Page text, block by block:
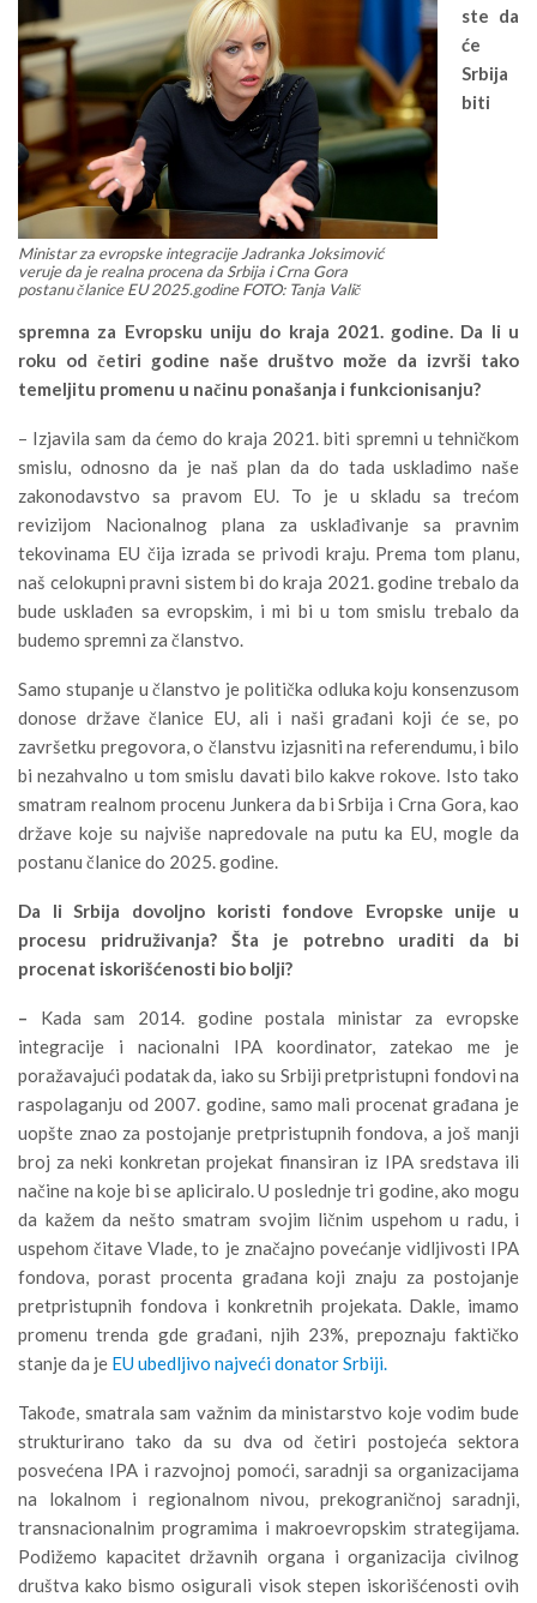
Ministar za evropske integracije Jadranka Joksimović
veruje da je realna procena da Srbija i Crna Gora
postanu članice EU 2025.godine FOTO: Tanja Valič
ste da
će
Srbija
biti
spremna za Evropsku uniju do kraja 2021. godine. Da li u
roku od četiri godine naše društvo može da izvrši tako
temeljitu promenu u načinu ponašanja i funkcionisanju?
– Izjavila sam da ćemo do kraja 2021. biti spremni u tehničkom
smislu, odnosno da je naš plan da do tada uskladimo naše
zakonodavstvo sa pravom EU. To je u skladu sa trećom
revizijom Nacionalnog plana za usklađivanje sa pravnim
tekovinama EU čija izrada se privodi kraju. Prema tom planu,
naš celokupni pravni sistem bi do kraja 2021. godine trebalo da
bude usklađen sa evropskim, i mi bi u tom smislu trebalo da
budemo spremni za članstvo.
Samo stupanje u članstvo je politička odluka koju konsenzusom
donose države članice EU, ali i naši građani koji će se, po
završetku pregovora, o članstvu izjasniti na referendumu, i bilo
bi nezahvalno u tom smislu davati bilo kakve rokove. Isto tako
smatram realnom procenu Junkera da bi Srbija i Crna Gora, kao
države koje su najviše napredovale na putu ka EU, mogle da
postanu članice do 2025. godine.
Da li Srbija dovoljno koristi fondove Evropske unije u
procesu pridruživanja? Šta je potrebno uraditi da bi
procenat iskorišćenosti bio bolji?
– Kada sam 2014. godine postala ministar za evropske
integracije i nacionalni IPA koordinator, zatekao me je
poražavajući podatak da, iako su Srbiji pretpristupni fondovi na
raspolaganju od 2007. godine, samo mali procenat građana je
uopšte znao za postojanje pretpristupnih fondova, a još manji
broj za neki konkretan projekat finansiran iz IPA sredstava ili
načine na koje bi se apliciralo. U poslednje tri godine, ako mogu
da kažem da nešto smatram svojim ličnim uspehom u radu, i
uspehom čitave Vlade, to je značajno povećanje vidljivosti IPA
fondova, porast procenta građana koji znaju za postojanje
pretpristupnih fondova i konkretnih projekata. Dakle, imamo
promenu trenda gde građani, njih 23%, prepoznaju faktičko
stanje da je EU ubedljivo najveći donator Srbiji.
Takođe, smatrala sam važnim da ministarstvo koje vodim bude
strukturirano tako da su dva od četiri postojeća sektora
posvećena IPA i razvojnoj pomoći, saradnji sa organizacijama
na lokalnom i regionalnom nivou, prekograničnoj saradnji,
transnacionalnim programima i makroevropskim strategijama.
Podižemo kapacitet državnih organa i organizacija civilnog
društva kako bismo osigurali visok stepen iskorišćenosti ovih